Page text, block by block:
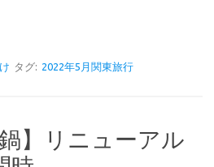
タグ: 2022年5月関東旅行
】リニューアル